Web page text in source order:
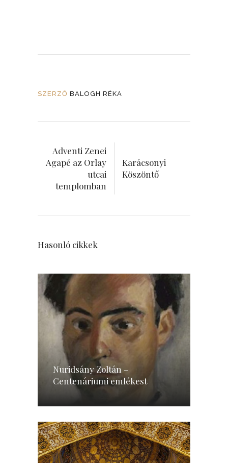
SZERZŐ BALOGH RÉKA
Adventi Zenei
Agapé az Orlay
utcai
templomban
Karácsonyi
Köszöntő
Hasonló cikkek
Nuridsány Zoltán –
Centenáriumi emlékest